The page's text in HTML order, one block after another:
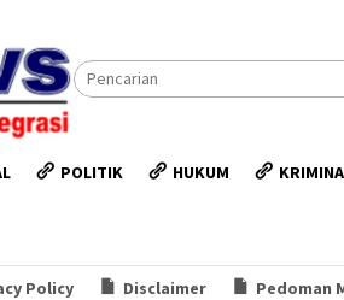
POLITIK HUKUM
Policy Disclaimer Pedoman